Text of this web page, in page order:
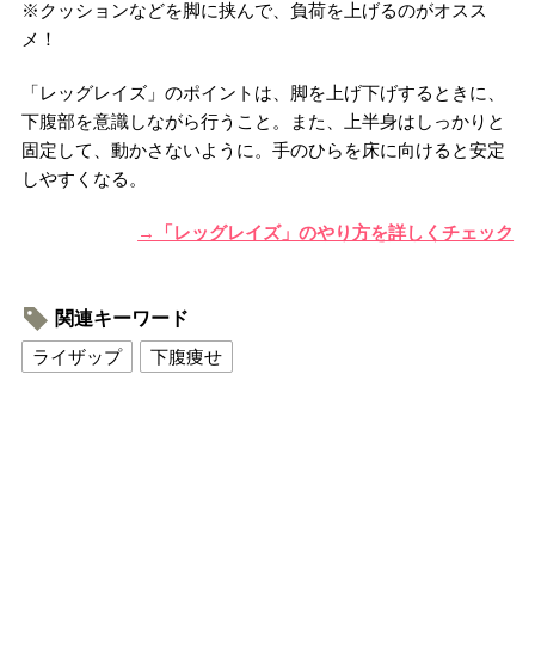
※クッションなどを脚に挟んで、負荷を上げるのがオスス
メ！
「レッグレイズ」のポイントは、脚を上げ下げするときに、
下腹部を意識しながら行うこと。また、上半身はしっかりと
固定して、動かさないように。手のひらを床に向けると安定
しやすくなる。
→「レッグレイズ」のやり方を詳しくチェック
関連キーワード
ライザップ
下腹痩せ